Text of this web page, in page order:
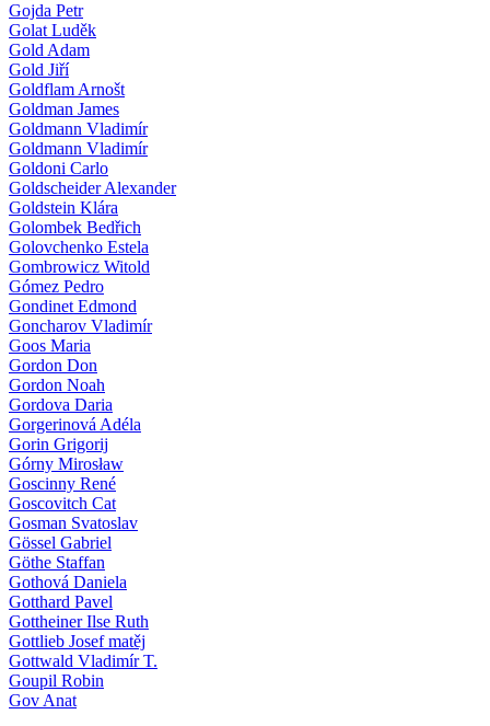
Gojda Petr
Golat Luděk
Gold Adam
Gold Jiří
Goldflam Arnošt
Goldman James
Goldmann Vladimír
Goldmann Vladimír
Goldoni Carlo
Goldscheider Alexander
Goldstein Klára
Golombek Bedřich
Golovchenko Estela
Gombrowicz Witold
Gómez Pedro
Gondinet Edmond
Goncharov Vladimír
Goos Maria
Gordon Don
Gordon Noah
Gordova Daria
Gorgerinová Adéla
Gorin Grigorij
Górny Mirosław
Goscinny René
Goscovitch Cat
Gosman Svatoslav
Gössel Gabriel
Göthe Staffan
Gothová Daniela
Gotthard Pavel
Gottheiner Ilse Ruth
Gottlieb Josef matěj
Gottwald Vladimír T.
Goupil Robin
Gov Anat